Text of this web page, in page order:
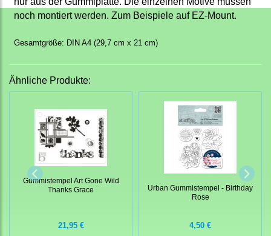
noch montiert werden. Zum Beispiele auf EZ-Mount.
Gesamtgröße: DIN A4 (29,7 cm x 21 cm)
Ähnliche Produkte:
Gummistempel Art Gone Wild
Thanks Grace
21,95 €
Urban Gummistempel - Birthday
Rose
4,50 €